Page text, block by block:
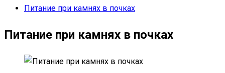
Питание при камнях в почках
Питание при камнях в почках